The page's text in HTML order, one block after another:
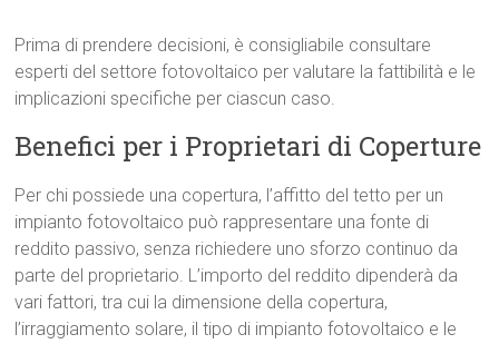
Prima di prendere decisioni, è consigliabile consultare
esperti del settore fotovoltaico per valutare la fattibilità e le
implicazioni specifiche per ciascun caso.
Benefici per i Proprietari di Coperture
Per chi possiede una copertura, l’affitto del tetto per un
impianto fotovoltaico può rappresentare una fonte di
reddito passivo, senza richiedere uno sforzo continuo da
parte del proprietario. L’importo del reddito dipenderà da
vari fattori, tra cui la dimensione della copertura,
l’irraggiamento solare, il tipo di impianto fotovoltaico e le